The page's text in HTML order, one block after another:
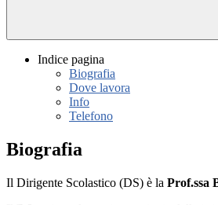
Indice pagina
Biografia
Dove lavora
Info
Telefono
Biografia
Il Dirigente Scolastico (DS) è la Prof.ssa